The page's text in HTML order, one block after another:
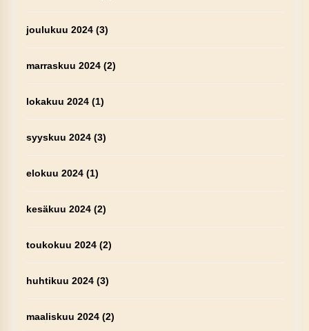
joulukuu 2024(3)
marraskuu 2024(2)
lokakuu 2024(1)
syyskuu 2024(3)
elokuu 2024(1)
kesäkuu 2024(2)
toukokuu 2024(2)
huhtikuu 2024(3)
maaliskuu 2024(2)